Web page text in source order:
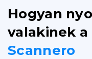
Hogyan
valakinek
Scannero